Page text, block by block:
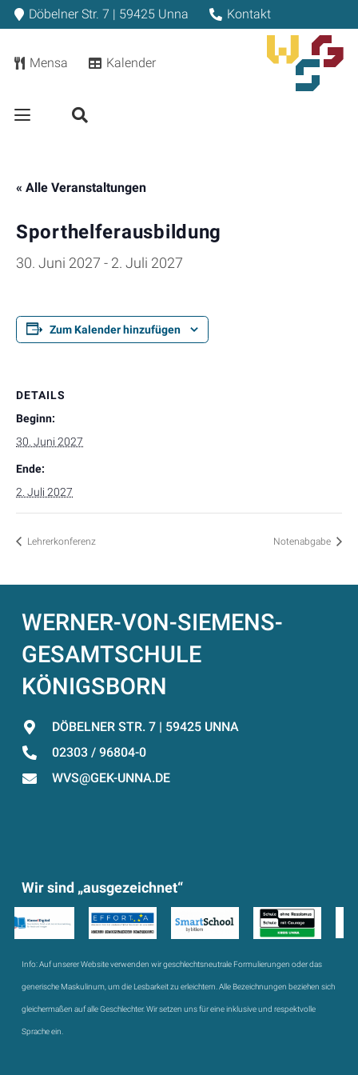
Döbelner Str. 7 | 59425 Unna Kontakt
Mensa Kalender
« Alle Veranstaltungen
Sporthelferausbildung
30. Juni 2027 - 2. Juli 2027
Zum Kalender hinzufügen
DETAILS
Beginn:
30. Juni 2027
Ende:
2. Juli 2027
Lehrerkonferenz Notenabgabe
WERNER-VON-SIEMENS-
GESAMTSCHULE
KÖNIGSBORN
DÖBELNER STR. 7 | 59425 UNNA
02303 / 96804-0
WVS@GEK-UNNA.DE
Wir sind „ausgezeichnet“
Info:Auf unserer Website verwenden wir geschlechtsneutrale Formulierungen oder das
generische Maskulinum, um die Lesbarkeit zu erleichtern. Alle Bezeichnungen beziehen sich
gleichermaßen auf alle Geschlechter. Wir setzen uns für eine inklusive und respektvolle
Sprache ein.